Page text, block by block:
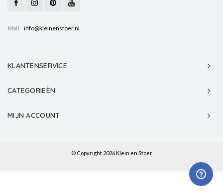
Mail info@kleinenstoer.nl
KLANTENSERVICE
CATEGORIEËN
MIJN ACCOUNT
© Copyright 2026 Klein en Stoer